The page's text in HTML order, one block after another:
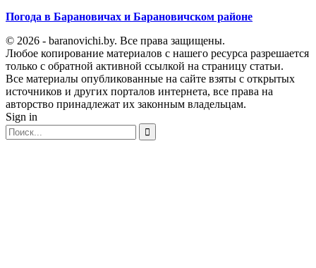
Погода в Барановичах и Барановичском районе
© 2026 - baranovichi.by. Все права защищены.
Любое копирование материалов с нашего ресурса разрешается
только с обратной активной ссылкой на страницу статьи.
Все материалы опубликованные на сайте взяты с открытых
источников и других порталов интернета, все права на
авторство принадлежат их законным владельцам.
Sign in